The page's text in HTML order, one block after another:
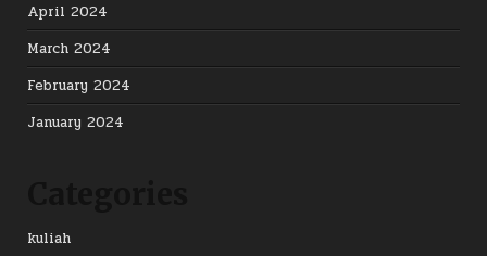
April 2024
March 2024
February 2024
January 2024
kuliah